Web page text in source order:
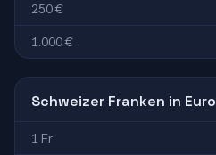
250 €
1.000 €
Schweizer Franken in Euro
1 Fr